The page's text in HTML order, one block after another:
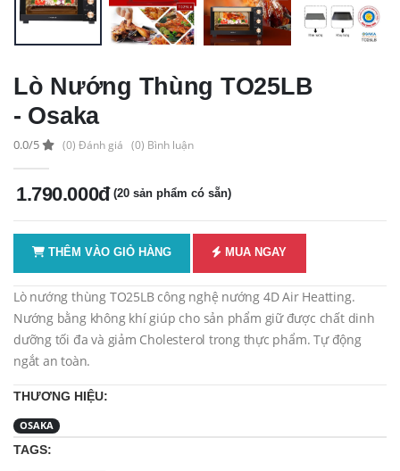
Lò Nướng Thùng TO25LB
- Osaka
0.0/5 (0) Đánh giá (0) Bình luận
1.790.000đ (20 sản phẩm có sẵn)
THÊM VÀO GIỎ HÀNG MUA NGAY
Lò nướng thùng TO25LB công nghệ nướng 4D Air Heatting.
Nướng bằng không khí giúp cho sản phẩm giữ được chất dinh
dưỡng tối đa và giảm Cholesterol trong thực phẩm. Tự động
ngắt an toàn.
THƯƠNG HIỆU:
OSAKA
TAGS: